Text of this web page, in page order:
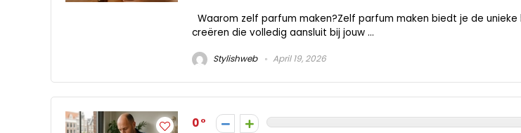
Waarom zelf parfum maken?Zelf parfum maken biedt je de unieke
creëren die volledig aansluit bij jouw ...
Stylishweb April 19, 2026
0